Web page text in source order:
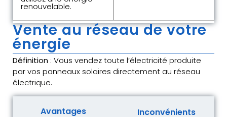
renouvelable.
Vente au réseau de votre
énergie
Définition : Vous vendez toute l’électricité produite
par vos panneaux solaires directement au réseau
électrique.
Avantages Inconvénients